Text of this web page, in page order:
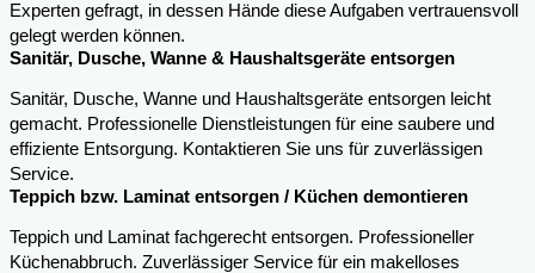
Experten gefragt, in dessen Hände diese Aufgaben vertrauensvoll
gelegt werden können.
Sanitär, Dusche, Wanne & Haushaltsgeräte entsorgen
Sanitär, Dusche, Wanne und Haushaltsgeräte entsorgen leicht
gemacht. Professionelle Dienstleistungen für eine saubere und
effiziente Entsorgung. Kontaktieren Sie uns für zuverlässigen
Service.
Teppich bzw. Laminat entsorgen / Küchen demontieren
Teppich und Laminat fachgerecht entsorgen. Professioneller
Küchenabbruch. Zuverlässiger Service für ein makelloses